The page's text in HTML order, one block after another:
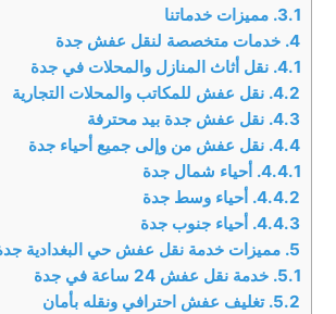
3.1. مميزات خدماتنا
4. خدمات متخصصة لنقل عفش جدة
4.1. نقل أثاث المنازل والمحلات في جدة
4.2. نقل عفش للمكاتب والمحلات التجارية
4.3. نقل عفش جدة بيد محترفة
4.4. نقل عفش من وإلى جميع أحياء جدة
4.4.1. أحياء شمال جدة
4.4.2. أحياء وسط جدة
4.4.3. أحياء جنوب جدة
5. مميزات خدمة نقل عفش حي البغدادية
5.1. خدمة نقل عفش 24 ساعة في جدة
5.2. تغليف عفش احترافي ونقله بأمان